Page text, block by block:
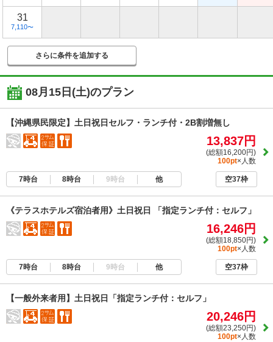
31
7,110〜
さらに条件を追加する
08月15日(土)のプラン
【沖縄県民限定】土日祝日セルフ・ランチ付・2B割増無し
13,837円
(総額16,200円)
100pt×人数
7時台 8時台 9時台 他 空37枠
《テラスホテルズ宿泊者用》土日祝日 「指定ランチ付：セルフ」
16,246円
(総額18,850円)
100pt×人数
7時台 8時台 9時台 他 空37枠
【一般外来者用】土日祝日「指定ランチ付：セルフ」
20,246円
(総額23,250円)
100pt×人数